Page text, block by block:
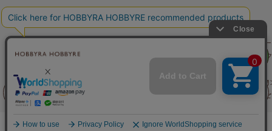
前に戻る
フェア
刺し子のクロス＜スヌ
トップページ
カテゴリー すてきにハンドメイド掲載♪刺し子アイテム 刺し子の
トップページ
トップページ
キット
刺し子のクロス＜スヌーピー 刺し子時間
トップページ
キット ステッチクロス・モチーフクロス 刺し子のクロス＜スヌー
トップページ
トップページ
商品 マンスリープレス7月号掲載商品 SNOOPY and Friends ～秋